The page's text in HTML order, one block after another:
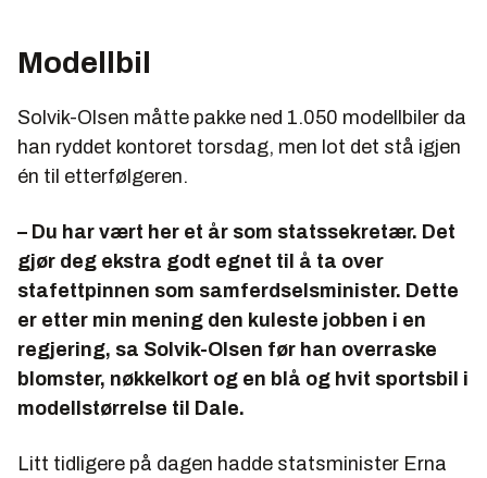
Modellbil
Solvik-Olsen måtte pakke ned 1.050 modellbiler da
han ryddet kontoret torsdag, men lot det stå igjen
én til etterfølgeren.
– Du har vært her et år som statssekretær. Det
gjør deg ekstra godt egnet til å ta over
stafettpinnen som samferdselsminister. Dette
er etter min mening den kuleste jobben i en
regjering, sa Solvik-Olsen før han overraske
blomster, nøkkelkort og en blå og hvit sportsbil i
modellstørrelse til Dale.
Litt tidligere på dagen hadde statsminister Erna